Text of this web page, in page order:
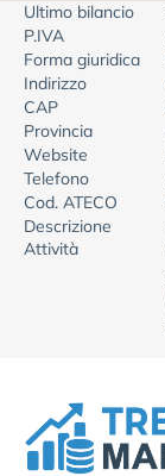
Ultimo bilancio
P.IVA
Forma giuridica
Indirizzo
CAP
Provincia
Website
Telefono
Cod. ATECO
Descrizione
Attività